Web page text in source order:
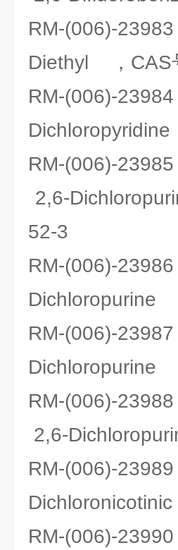
RM-(006)-
Diethyl ，
RM-(006)-
RM-(006)-
2,6-
52-3
RM-(006)-
Dichloropurine
RM-(006)-
Dichloropurine
RM-(006)-
2,6-
RM-(006)-
RM-(006)-